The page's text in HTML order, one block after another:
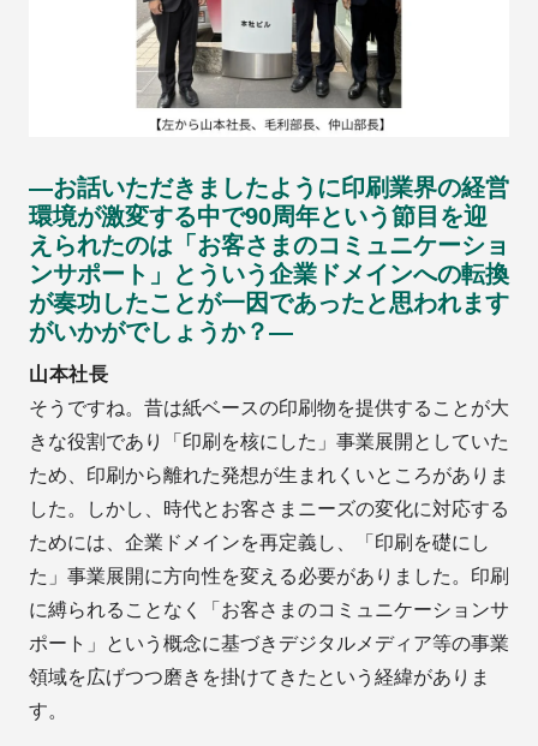
―お話いただきましたように印刷業界の経営
環境が激変する中で90周年という節目を迎
えられたのは「お客さまのコミュニケーショ
ンサポート」とういう企業ドメインへの転換
が奏功したことが一因であったと思われます
がいかがでしょうか？―
山本社長
そうですね。昔は紙ベースの印刷物を提供することが大
きな役割であり「印刷を核にした」事業展開としていた
ため、印刷から離れた発想が生まれくいところがありま
した。しかし、時代とお客さまニーズの変化に対応する
ためには、企業ドメインを再定義し、「印刷を礎にし
た」事業展開に方向性を変える必要がありました。印刷
に縛られることなく「お客さまのコミュニケーションサ
ポート」という概念に基づきデジタルメディア等の事業
領域を広げつつ磨きを掛けてきたという経緯がありま
す。